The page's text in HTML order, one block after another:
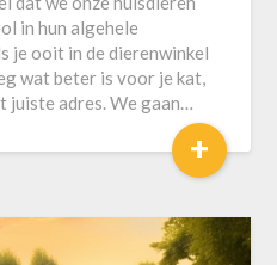
in hun algehele
je ooit in de dierenwinkel
wat beter is voor je kat,
juiste adres. We gaan…
+